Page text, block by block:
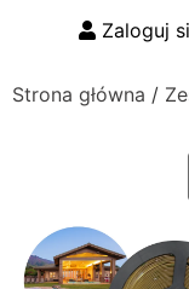
Zaloguj
Strona główna /